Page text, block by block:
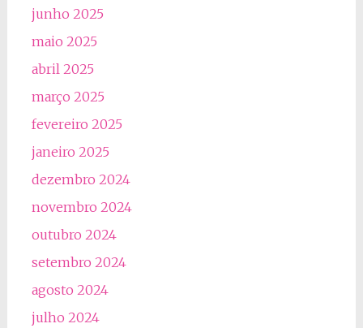
junho 2025
maio 2025
abril 2025
março 2025
fevereiro 2025
janeiro 2025
dezembro 2024
novembro 2024
outubro 2024
setembro 2024
agosto 2024
julho 2024